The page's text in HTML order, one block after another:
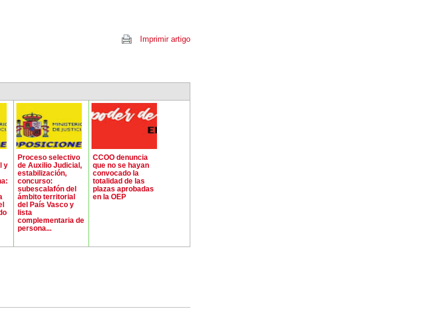
Imprimir artigo
y
Proceso selectivo
de Auxilio Judicial,
estabilización,
concurso:
subescalafón del
ámbito territorial
del País Vasco y
lista
complementaria de
persona...
CCOO denuncia
que no se hayan
convocado la
totalidad de las
plazas aprobadas
en la OEP